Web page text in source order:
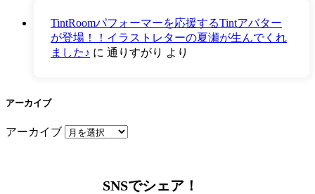
TintRoomパフォーマーを応援するTintアバター
が登場！！イラストレターの夏瀬が生んでくれ
ました♪ に 通りすがり より
アーカイブ
アーカイブ
SNSでシェア！